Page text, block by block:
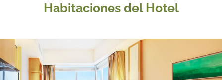
Habitaciones del Hotel